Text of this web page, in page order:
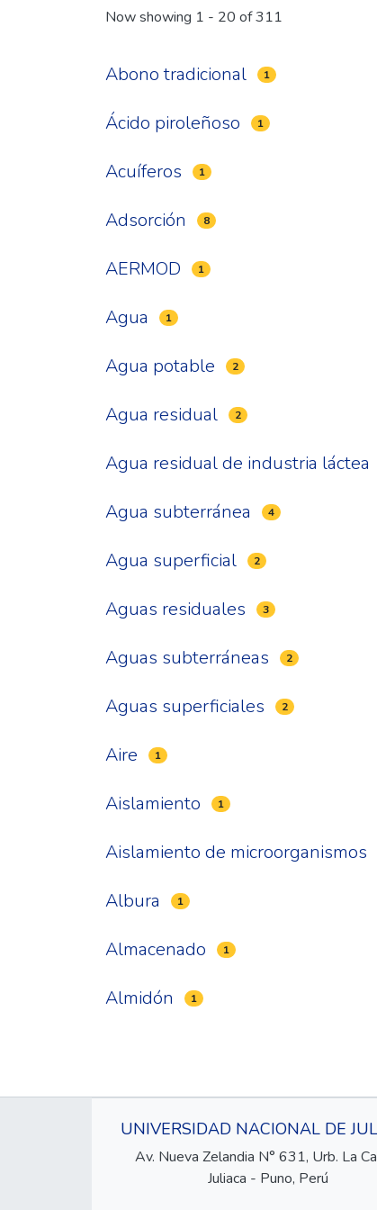
Now showing 1 - 20 of 311
Abono tradicional 1
Ácido piroleñoso 1
Acuíferos 1
Adsorción 8
AERMOD 1
Agua 1
Agua potable 2
Agua residual 2
Agua residual de industria láctea
Agua subterránea 4
Agua superficial 2
Aguas residuales 3
Aguas subterráneas 2
Aguas superficiales 2
Aire 1
Aislamiento 1
Aislamiento de microorganismos
Albura 1
Almacenado 1
Almidón 1
UNIVERSIDAD NACIONAL DE
Av. Nueva Zelandia N° 631, Urb. La
Juliaca - Puno, Perú